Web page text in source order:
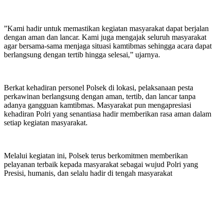
‎”Kami hadir untuk memastikan kegiatan masyarakat dapat berjalan
dengan aman dan lancar. Kami juga mengajak seluruh masyarakat
agar bersama-sama menjaga situasi kamtibmas sehingga acara dapat
berlangsung dengan tertib hingga selesai,” ujarnya.
‎Berkat kehadiran personel Polsek di lokasi, pelaksanaan pesta
perkawinan berlangsung dengan aman, tertib, dan lancar tanpa
adanya gangguan kamtibmas. Masyarakat pun mengapresiasi
kehadiran Polri yang senantiasa hadir memberikan rasa aman dalam
setiap kegiatan masyarakat.
‎Melalui kegiatan ini, Polsek terus berkomitmen memberikan
pelayanan terbaik kepada masyarakat sebagai wujud Polri yang
Presisi, humanis, dan selalu hadir di tengah masyarakat